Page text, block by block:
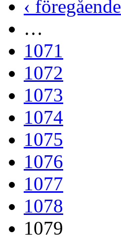
‹ föregående
…
1071
1072
1073
1074
1075
1076
1077
1078
1079